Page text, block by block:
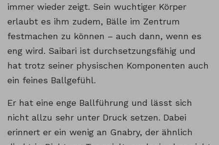
immer wieder zeigt. Sein wuchtiger Körper
erlaubt es ihm zudem, Bälle im Zentrum
festmachen zu können – auch dann, wenn es
eng wird. Saibari ist durchsetzungsfähig und
hat trotz seiner physischen Komponenten auch
ein feines Ballgefühl.
Er hat eine enge Ballführung und lässt sich
nicht allzu sehr unter Druck setzen. Dabei
erinnert er ein wenig an Gnabry, der ähnlich